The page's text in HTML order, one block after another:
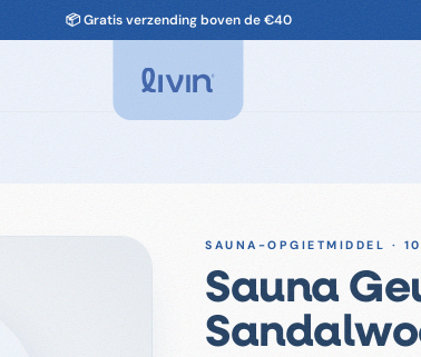
✅ Niet tevreden? Geld terug
voor je spa. Ontspannend, chloorvrij-
cover. Alles om je spa in
SAUNA-OPGIETMIDDEL ·
Sauna